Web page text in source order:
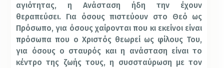
αγιότητας, η Ανάσταση ήδη την έχουν
θεραπεύσει. Για όσους πιστεύουν στο Θεό ως
Πρόσωπο, για όσους χαίρονται που κι εκείνοι είναι
πρόσωπα που ο Χριστός θεωρεί ως φίλους Του,
για όσους ο σταυρός και η ανάσταση είναι το
κέντρο της ζωής τους, η συσσταύρωση με τον